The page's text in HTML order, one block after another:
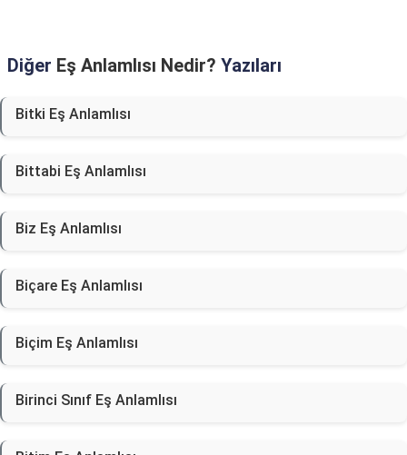
Diğer Eş Anlamlısı Nedir? Yazıları
Bitki Eş Anlamlısı
Bittabi Eş Anlamlısı
Biz Eş Anlamlısı
Biçare Eş Anlamlısı
Biçim Eş Anlamlısı
Birinci Sınıf Eş Anlamlısı